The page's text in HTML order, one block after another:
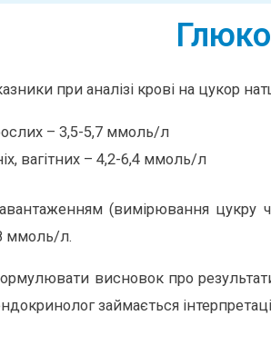
при аналізі крові на цукор
– 3,5-5,7 ммоль/л
вагітних – 4,2-6,4 ммоль/л
(вимірювання цукру
ммоль/л.
висновок про
займається